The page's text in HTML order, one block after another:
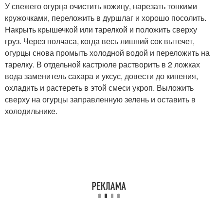
У свежего огурца очистить кожицу, нарезать тонкими
кружочками, переложить в дуршлаг и хорошо посолить.
Накрыть крышечкой или тарелкой и положить сверху
груз. Через полчаса, когда весь лишний сок вытечет,
огурцы снова промыть холодной водой и переложить на
тарелку. В отдельной кастрюле растворить в 2 ложках
вода заменитель сахара и уксус, довести до кипения,
охладить и растереть в этой смеси укроп. Выложить
сверху на огурцы заправленную зелень и оставить в
холодильнике.